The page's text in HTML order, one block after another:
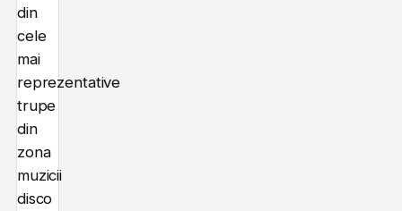
din
cele
mai
reprezentative
trupe
din
zona
muzicii
disco